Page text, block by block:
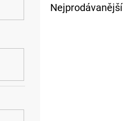
Nejprodávanější